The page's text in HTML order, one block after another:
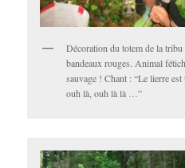
Décoration du totem de la tribu
bandeaux rouges. Animal
sauvage ! Chant : “Le lierre est
ouh là, ouh là là …”